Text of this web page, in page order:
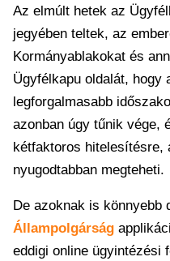
Az elmúlt hetek az
jegyében teltek, az
Kormányablakokat és
Ügyfélkapu oldalát, hogy
legforgalmasabb
azonban úgy tűnik vége,
kétfaktoros hitelesítésre,
nyugodtabban megteheti.
De azoknak is könnyebb
Állampolgárság
eddigi online ügyintézési